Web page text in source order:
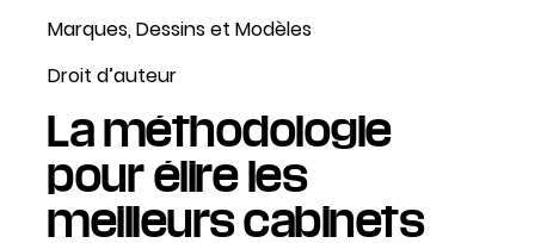
Marques, Dessins et Modèles
Droit d’auteur
La méthodologie
pour élire les
meilleurs cabinets